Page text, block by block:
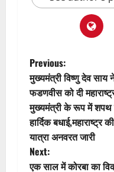
P
o
s
t
n
Previous:
मुख्यमंत्री विष्णु देव साय
फडणवीस को दी
मुख्यमंत्री के रूप में
हार्दिक बधाई,महाराष्ट्र
यात्रा अनवरत जारी
Next:
एक साल में कोरबा का